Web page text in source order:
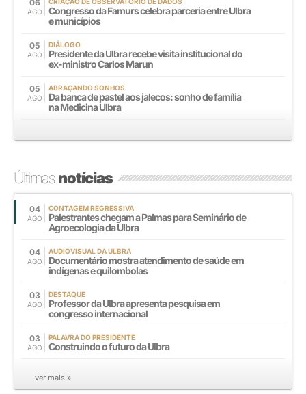
06
AGO
Congresso da Famurs celebra parceria entre Ulbra
e municípios
05
AGO
DIÁLOGO
Presidente da Ulbra recebe visita institucional do
ex-ministro Carlos Marun
05
AGO
ABRAÇANDO SONHOS
Da banca de pastel aos jalecos: sonho de família
na Medicina Ulbra
Últimasnotícias
04
AGO
CONTAGEM REGRESSIVA
Palestrantes chegam a Palmas para Seminário de
Agroecologia da Ulbra
04
AGO
AUDIOVISUAL DA ULBRA
Documentário mostra atendimento de saúde em
indígenas e quilombolas
03
AGO
DESTAQUE
Professor da Ulbra apresenta pesquisa em
congresso internacional
03
AGO
PALAVRA DO PRESIDENTE
Construindo o futuro da Ulbra
ver mais »